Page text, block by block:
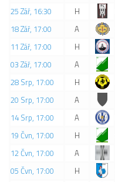
25 Zář, 16:30
H
18 Zář, 17:00
A
11 Zář, 17:00
H
03 Zář, 17:00
A
28 Srp, 17:00
H
20 Srp, 17:00
A
14 Srp, 17:00
A
19 Čvn, 17:00
H
12 Čvn, 17:00
A
05 Čvn, 17:00
H